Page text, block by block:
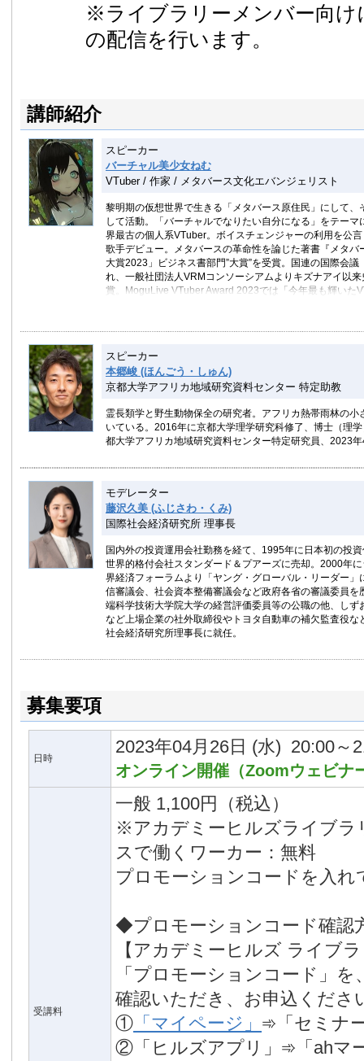
※ライブラリーメンバー向け
の配信を行います。
講師紹介
スピーカー
バーチャル美少女ねむ
VTuber / 作家 / メタバース文化エバンジェリスト
黎明期の仮想世界で生きる「メタバース原住民」にして
して活動。「バーチャルでなりたい自分になる」をテー
界最古の個人系VTuber。ボイスチェンジャーの利用を公
歌手デビュー。メタバースの革命性を論じた著書『メタ
大賞2023」ビジネス書部門”大賞”を受賞。国連の国際会
れ、一般社団法人VRMコンソーシアムよりキズナアイ以
賞。MoguLive VTuber Award 2023では「今年最も輝いた
の大規模生活実態調査レポートを定期的に発表。HTC公
スピーカー
本郷峻 (ほんごう・しゅん)
京都大学アフリカ地域研究資料センター 特定助教
霊長類学と野生動物保全の研究者。アフリカ熱帯雨林の
いている。2016年に京都大学理学研究科修了、博士（理
都大学アフリカ地域研究資料センター特定研究員、2023
モデレーター
藤沢久美 (ふじさわ・くみ)
国際社会経済研究所 理事長
国内外の投資運用会社勤務を経て、1995年に日本初の投
世界的格付会社スタンダード＆プアーズに売却。2000年
界経済フォーラムより「ヤング・グローバル・リーダー
信審議会、社会資本整備審議会など政府各省の審議委員
端科学技術大学院大学の経営評価委員等の公職の他、し
など上場企業の社外取締役やトヨタ自動車の補欠監査役
社会経済研究所理事長に就任。
募集要項
日時
2023年04月26日 (水) 20:00～
オンライン開催（Zoomウェビナ
受講料
一般 1,100円（税込）
※アカデミーヒルズライブラ
スで働くワーカー：無料
プロモーションコードを入れ
◆プロモーションコード確認
【アカデミーヒルズ ライブ
「プロモーションコード」
確認いただき、お申込くださ
① 「マイページ」 ➾「セミナ
②「ヒルズアプリ」➾「ahマ